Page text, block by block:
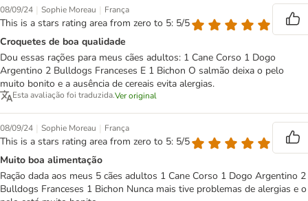
08/09/24 | Sophie Moreau | França
This is a stars rating area from zero to 5: 5/5
Croquetes de boa qualidade
Dou essas rações para meus cães adultos: 1 Cane Corso 1 Dogo
Argentino 2 Bulldogs Franceses E 1 Bichon O salmão deixa o pelo
muito bonito e a ausência de cereais evita alergias.
Esta avaliação foi traduzida.Ver original
08/09/24 | Sophie Moreau | França
This is a stars rating area from zero to 5: 5/5
Muito boa alimentação
Ração dada aos meus 5 cães adultos 1 Cane Corso 1 Dogo Argentino 2
Bulldogs Franceses 1 Bichon Nunca mais tive problemas de alergias e o